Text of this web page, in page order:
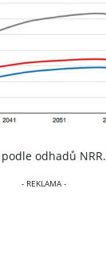
odhadů NRR.